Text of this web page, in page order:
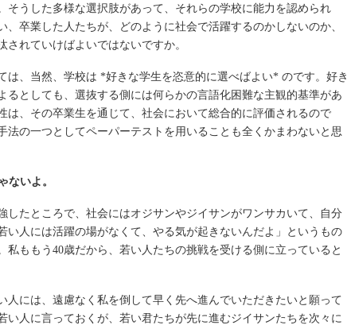
そうした多様な選択肢があって、それらの学校に能力を認められ
、卒業した人たちが、どのように社会で活躍するのかしないのか、
れていけばよいではないですか。
は、当然、学校は *好きな学生を恣意的に選べばよい* のです。好き
るとしても、選抜する側には何らかの言語化困難な主観的基準があ
は、その卒業生を通じて、社会において総合的に評価されるので
法の一つとしてペーパーテストを用いることも全くかまわないと思
ないよ。
したところで、社会にはオジサンやジイサンがワンサカいて、自分
い人には活躍の場がなくて、やる気が起きないんだよ」というもの
私ももう40歳だから、若い人たちの挑戦を受ける側に立っていると
人には、遠慮なく私を倒して早く先へ進んでいただきたいと願って
い人に言っておくが、若い君たちが先に進むジイサンたちを次々に